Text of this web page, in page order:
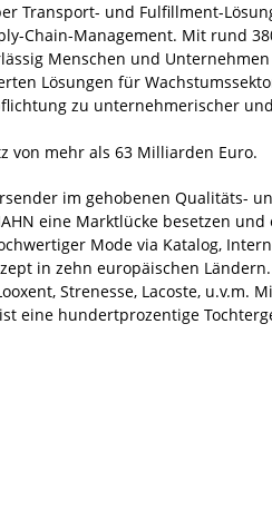
Transport- und Fulfillment-
Chain-Management. Mit rund
Menschen und
Lösungen für
zu unternehmerischer
von mehr als 63 Milliarden Euro.
im gehobenen Qualitäts-
eine Marktlücke besetzen
Mode via Katalog,
in zehn europäischen
Strenesse, Lacoste, u.v.m.
eine hundertprozentige